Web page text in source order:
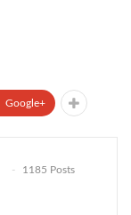
Google+
1185 Posts